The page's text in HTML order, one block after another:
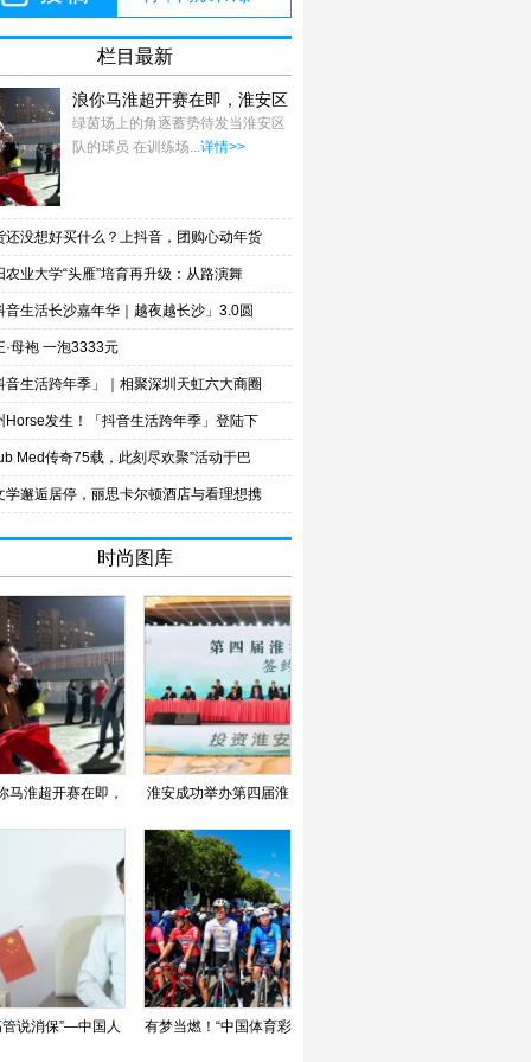
栏目最新
浪你马淮超开赛在即，淮安区
队蓄力备战
绿茵场上的角逐蓄势待发当淮安区
队的球员 在训练场...详情>>
还没想好买什么？上抖音，团购心动年货
农业大学“头雁”培育再升级：从路演舞
音生活长沙嘉年华｜越夜越长沙」3.0圆
·母袍 一泡3333元
音生活跨年季」｜相聚深圳天虹六大商圈
Horse发生！「抖音生活跨年季」登陆下
Med传奇75载，此刻尽欢聚”活动于巴
学邂逅居停，丽思卡尔顿酒店与看理想携
时尚图库
马淮超开赛在即，
安区队蓄力备战
淮安成功举办第四届淮
河华商大会211个签约
管说消保”—中国人 有梦当燃！“中国体育彩